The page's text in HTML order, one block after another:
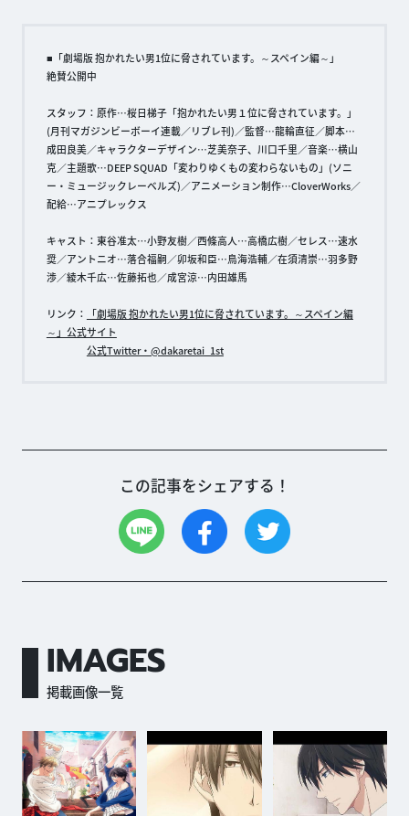
■「劇場版 抱かれたい男1位に脅されています。～スペイン編～」
絶賛公開中
スタッフ：原作…桜日梯子「抱かれたい男１位に脅されています。」
(月刊マガジンビーボーイ連載／リブレ刊)／監督…龍輪直征／脚本…
成田良美／キャラクターデザイン…芝美奈子、川口千里／音楽…横山
克／主題歌…DEEP SQUAD「変わりゆくもの変わらないもの」(ソニ
ー・ミュージックレーベルズ)／アニメーション制作…CloverWorks／
配給…アニプレックス
キャスト：東谷准太…小野友樹／西條高人…高橋広樹／セレス…速水
奨／アントニオ…落合福嗣／卯坂和臣…鳥海浩輔／在須清崇…羽多野
渉／綾木千広…佐藤拓也／成宮涼…内田雄馬
リンク：
「劇場版 抱かれたい男1位に脅されています。～スペイン編
～」公式サイト
公式Twitter・@dakaretai_1st
この記事をシェアする！
IMAGES
掲載画像一覧